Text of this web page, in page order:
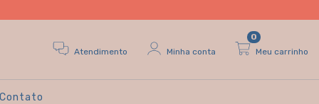
Atendimento Minha conta Meu carrinho
0
Contato